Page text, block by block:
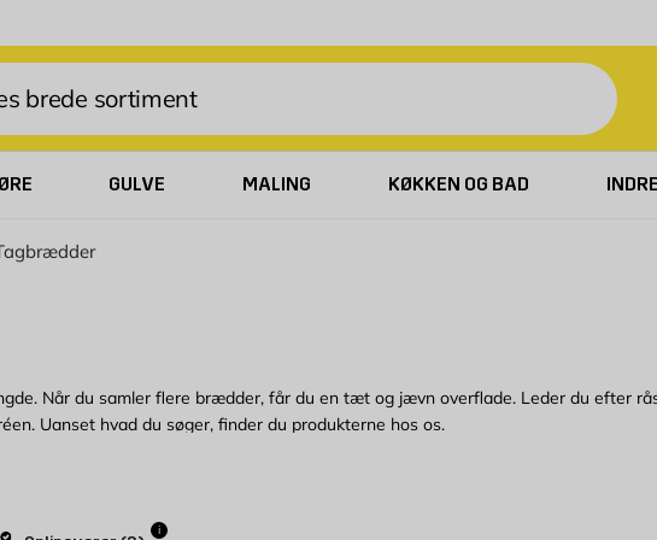
GULVE MALING KØKKEN OG BAD
Når du samler flere brædder, får du en tæt og jævn overflade. Leder du efter
Uanset hvad du søger, finder du produkterne hos os.
og holdbart produkt, som samtidig er mere populært end nogensinde. Hos
i